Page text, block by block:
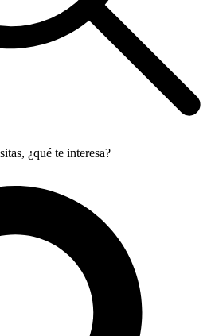
¿qué te interesa?